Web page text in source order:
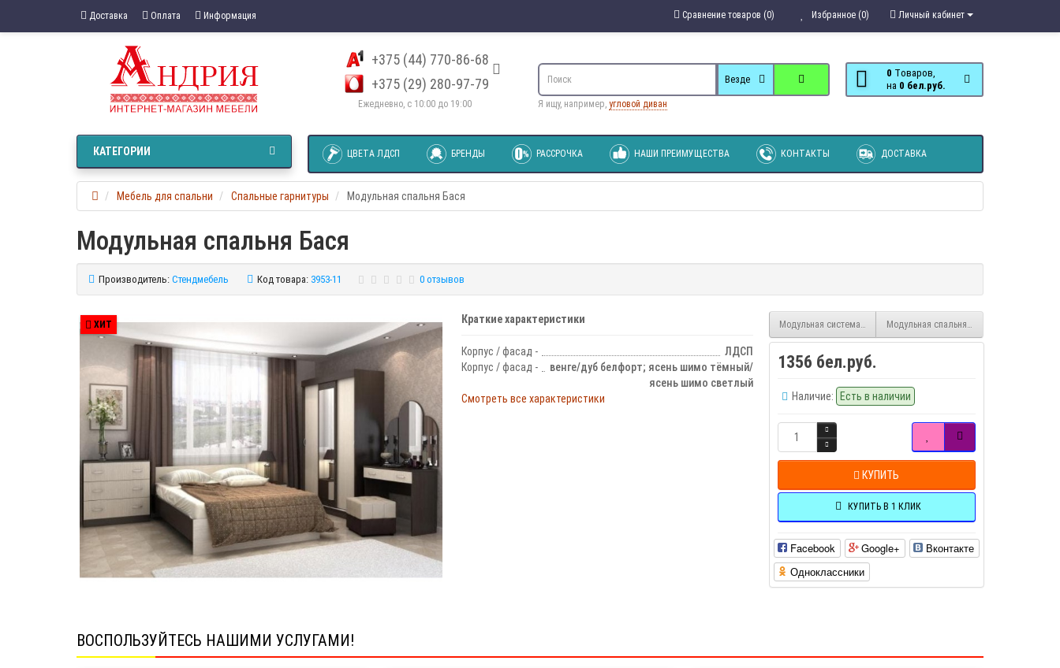
Доставка Оплата Информация Личный кабинет
Избранное (0)
Сравнение товаров (0)
+375 (44) 770-86-68
+375 (29) 280-97-79
Ежедневно, с 10:00 до 19:00
0 Tоваров,
на
0 бел.руб.
Везде
Я ищу, например, угловой диван
ЦВЕТА ЛДСП БРЕНДЫ РАССРОЧКА НАШИ ПРЕИМУЩЕСТВА КОНТАКТЫ ДОСТАВКА
КАТЕГОРИИ
Мебель для спальни Спальные гарнитуры Модульная спальня Бася
Модульная спальня Бася
Производитель: Стендмебель Код товара: 3953-11 0 отзывов
ХИТ Краткие характеристики
Корпус / фасад -
ЛДСП
Корпус / фасад -
венге/дуб белфорт; ясень шимо тёмный/
ясень шимо светлый
Смотреть все характеристики
Модульная система для спальни ЛагунаМодульная спальня Барселона
1356 бел.руб.
Наличие: Есть в наличии
КУПИТЬ
КУПИТЬ В 1 КЛИК
Facebook Google+
Вконтакте
Одноклассники
ВОСПОЛЬЗУЙТЕСЬ НАШИМИ УСЛУГАМИ!